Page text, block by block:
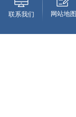
联系我们 网站地图